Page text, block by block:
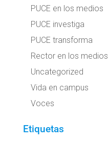
PUCE en los medios
PUCE investiga
PUCE transforma
Rector en los medios
Uncategorized
Vida en campus
Voces
Etiquetas